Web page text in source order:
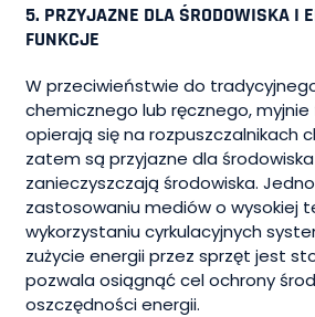
5. PRZYJAZNE DLA ŚRODOWISKA I
FUNKCJE
W przeciwieństwie do
chemicznego lub ręcznego, myjnie
opierają się na rozpuszczalnikach
zatem są przyjazne dla
zanieczyszczają środowiska.
zastosowaniu mediów o wysokiej
wykorzystaniu cyrkulacyjnych
zużycie energii przez sprzęt jest
pozwala osiągnąć cel ochrony
oszczędności energii.